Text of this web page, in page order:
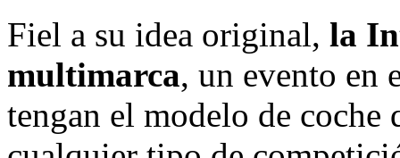
Fiel a su idea original, la
multimarca, un evento en
tengan el modelo de coche